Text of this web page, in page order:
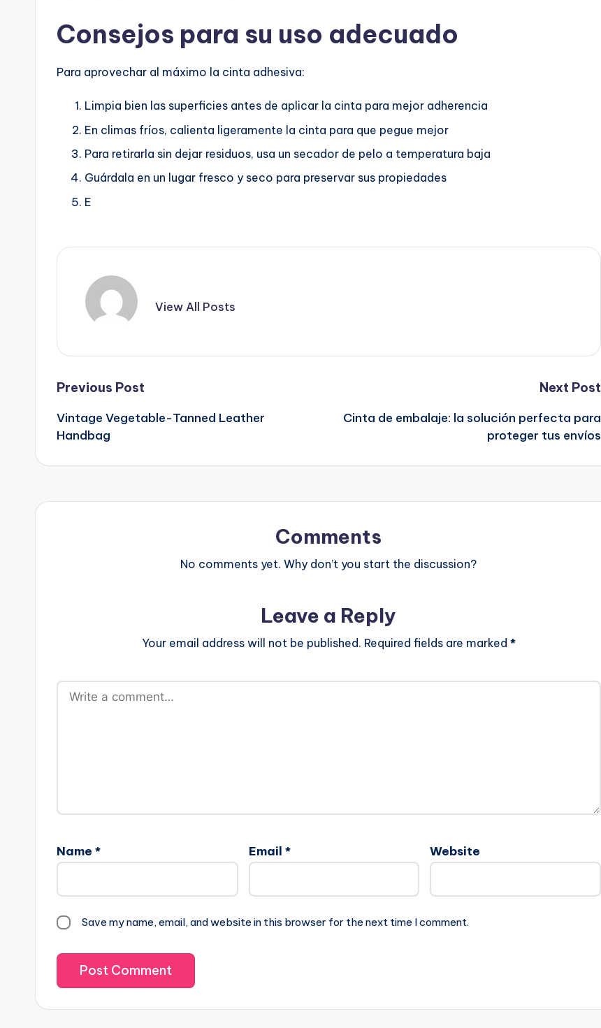
Consejos para su uso adecuado
Para aprovechar al máximo la cinta adhesiva:
Limpia bien las superficies antes de aplicar la cinta para mejor adherencia
En climas fríos, calienta ligeramente la cinta para que pegue mejor
Para retirarla sin dejar residuos, usa un secador de pelo a temperatura baja
Guárdala en un lugar fresco y seco para preservar sus propiedades
E
View All Posts
Post
navigation
Previous Post
Vintage Vegetable-Tanned Leather
Handbag
Next Post
Cinta de embalaje: la solución perfecta para
proteger tus envíos
Comments
No comments yet. Why don’t you start the discussion?
Leave a Reply
Your email address will not be published. Required fields are marked *
Name * Email * Website
Save my name, email, and website in this browser for the next time I comment.